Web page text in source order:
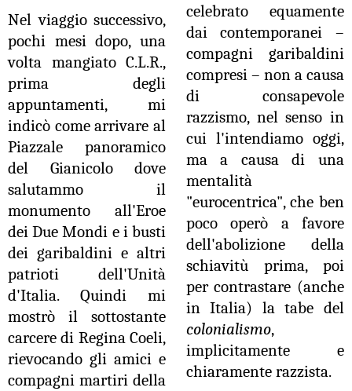
Nel viaggio successivo,
pochi mesi dopo, una
volta mangiato C.L.R.,
prima degli
appuntamenti, mi
indicò come arrivare al
Piazzale panoramico
del Gianicolo dove
salutammo il
monumento all'Eroe
dei Due Mondi e i busti
dei garibaldini e altri
patrioti dell'Unità
d'Italia. Quindi mi
mostrò il sottostante
carcere di Regina Coeli,
rievocando gli amici e
compagni martiri della
celebrato equamente
dai contemporanei –
compagni garibaldini
compresi – non a causa
di consapevole
razzismo, nel senso in
cui l'intendiamo oggi,
ma a causa di una
mentalità
"eurocentrica", che ben
poco operò a favore
dell'abolizione della
schiavitù prima, poi
per contrastare (anche
in Italia) la tabe del
colonialismo,
implicitamente e
chiaramente razzista.